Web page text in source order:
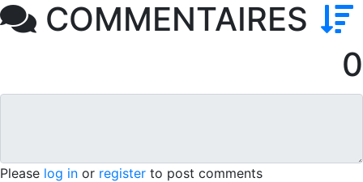
COMMENTAIRES
0
Please log in or register to post comments